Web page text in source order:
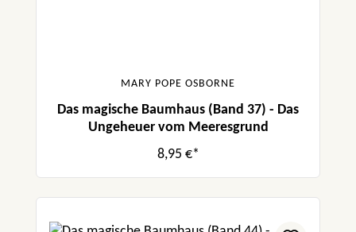
MARY POPE OSBORNE
Das magische Baumhaus (Band 37) - Das
Ungeheuer vom Meeresgrund
8,95 €*